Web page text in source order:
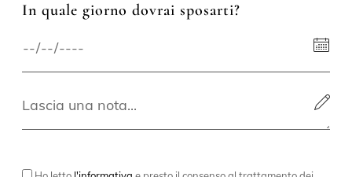
In quale giorno dovrai sposarti?